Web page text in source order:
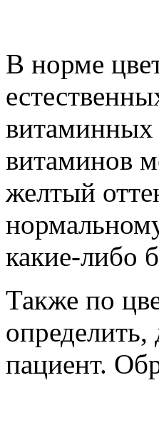
В норме
витаминных
витаминов
желтый
какие-либо
Также по
определить,
пациент.